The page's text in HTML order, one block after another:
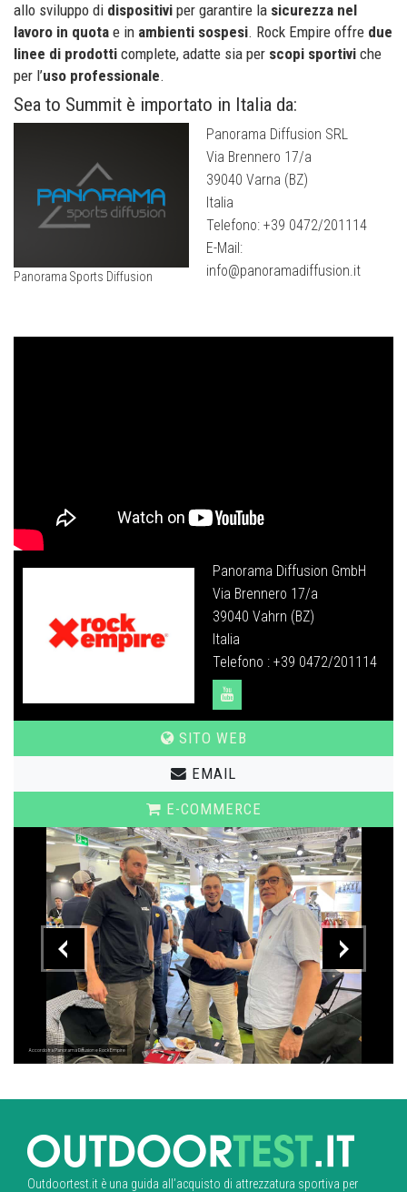
allo sviluppo di dispositivi per garantire la sicurezza nel
lavoro in quota e in ambienti sospesi. Rock Empire offre due
linee di prodotti complete, adatte sia per scopi sportivi che
per l’uso professionale.
Sea to Summit è importato in Italia da:
Panorama Sports Diffusion
Panorama Diffusion SRL
Via Brennero 17/a
39040 Varna (BZ)
Italia
Telefono: +39 0472/201114
E-Mail:
info@panoramadiffusion.it
Panorama Diffusion GmbH
Via Brennero 17/a
39040 Vahrn (BZ)
Italia
Telefono : +39 0472/201114
SITO WEB
EMAIL
E-COMMERCE
Accordo tra Panorama Diffusion e Rock Empire
Outdoortest.it è una guida all’acquisto di attrezzatura sportiva per